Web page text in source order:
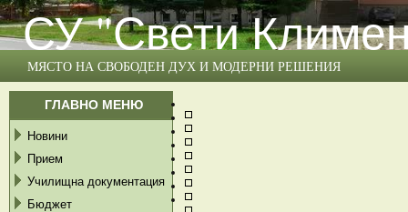
СУ "Свети
МЯСТО НА СВОБОДЕН ДУХ И МОДЕРНИ РЕШЕНИЯ
ГЛАВНО МЕНЮ
Новини
Прием
Училищна документация
Бюджет